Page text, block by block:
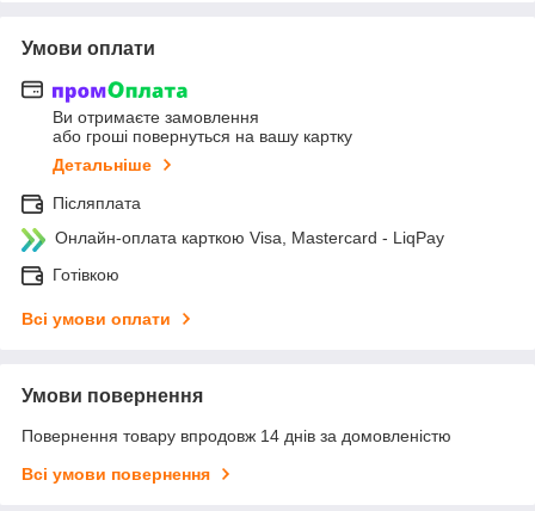
Умови оплати
Ви отримаєте замовлення
або гроші повернуться на вашу картку
Детальніше
Післяплата
Онлайн-оплата карткою Visa, Mastercard - LiqPay
Готівкою
Всі умови оплати
Умови повернення
Повернення товару впродовж 14 днів за домовленістю
Всі умови повернення